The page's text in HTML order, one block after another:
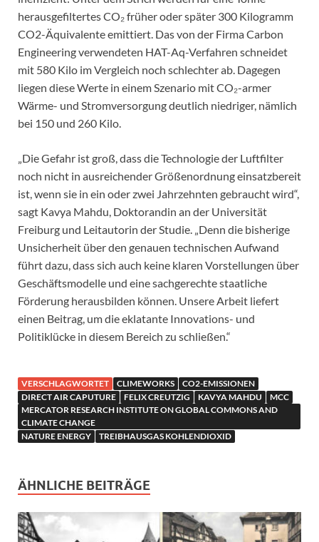
herausgefiltertes CO₂ früher oder später 300 Kilogramm
CO2-Äquivalente emittiert. Das von der Firma Carbon
Engineering verwendeten HAT-Aq-Verfahren schneidet
mit 580 Kilo im Vergleich noch schlechter ab. Dagegen
liegen diese Werte in einem Szenario mit CO₂-armer
Wärme- und Stromversorgung deutlich niedriger, nämlich
bei 150 und 260 Kilo.
„Die Gefahr ist groß, dass die Technologie der Luftfilter
noch nicht in ausreichender Größenordnung einsatzbereit
ist, wenn sie in ein oder zwei Jahrzehnten gebraucht wird“,
sagt Kavya Mahdu, Doktorandin an der Universität
Freiburg und Leitautorin der Studie. „Denn die bisherige
Unsicherheit über den genauen technischen Aufwand
führt dazu, dass sich auch keine klaren Vorstellungen über
Geschäftsmodelle und eine sachgerechte staatliche
Förderung herausbilden können. Unsere Arbeit liefert
einen Beitrag, um die eklatante Innovations- und
Politiklücke in diesem Bereich zu schließen.“
VERSCHLAGWORTET CLIMEWORKS
CO2-EMISSIONEN
DIRECT AIR CAPUTURE
FELIX CREUTZIG KAVYA MAHDU
MCC
MERCATOR RESEARCH INSTITUTE ON GLOBAL COMMONS AND
CLIMATE CHANGE
NATURE ENERGY
TREIBHAUSGAS KOHLENDIOXID
ÄHNLICHE BEITRÄGE